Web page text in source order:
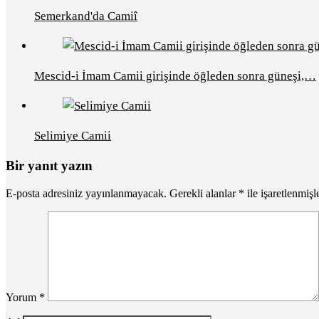
Semerkand'da Camiî
Mescid-i İmam Camii girişinde öğleden sonra güneşi,…
Selimiye Camii
Bir yanıt yazın
E-posta adresiniz yayınlanmayacak. Gerekli alanlar * ile
Yorum *